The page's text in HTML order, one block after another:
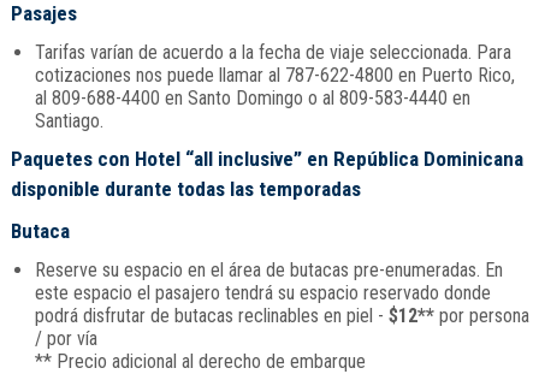
Pasajes
Tarifas varían de acuerdo a la fecha de viaje seleccionada. Para
cotizaciones nos puede llamar al 787-622-4800 en Puerto Rico,
al 809-688-4400 en Santo Domingo o al 809-583-4440 en
Santiago.
Paquetes con Hotel “all inclusive” en República Dominicana
disponible durante todas las temporadas
Butaca
Reserve su espacio en el área de butacas pre-enumeradas. En
este espacio el pasajero tendrá su espacio reservado donde
podrá disfrutar de butacas reclinables en piel - $12**por persona
/ por vía
** Precio adicional al derecho de embarque